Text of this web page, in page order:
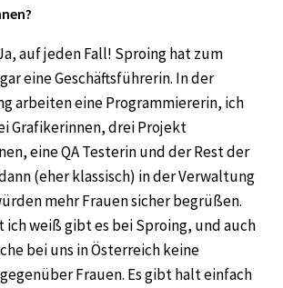
auf jeden Fall! Sproing hat zum
eine Geschäftsführerin. In der
arbeiten eine Programmiererin, ich
Grafikerinnen, drei Projekt
eine QA Testerin und der Rest der
(eher klassisch) in der Verwaltung
mehr Frauen sicher begrüßen.
ich weiß gibt es bei Sproing, und auch
bei uns in Österreich keine
Frauen. Es gibt halt einfach